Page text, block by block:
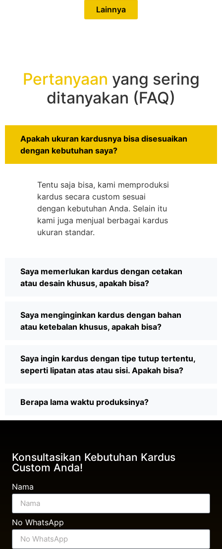
Lainnya
Pertanyaan yang sering
ditanyakan (FAQ)
Apakah ukuran kardusnya bisa disesuaikan
dengan kebutuhan saya?
Tentu saja bisa, kami memproduksi
kardus secara custom sesuai
dengan kebutuhan Anda. Selain itu
kami juga menjual berbagai kardus
ukuran standar.
Saya memerlukan kardus dengan cetakan
atau desain khusus, apakah bisa?
Saya menginginkan kardus dengan bahan
atau ketebalan khusus, apakah bisa?
Saya ingin kardus dengan tipe tutup tertentu,
seperti lipatan atas atau sisi. Apakah bisa?
Berapa lama waktu produksinya?
Konsultasikan Kebutuhan Kardus
Custom Anda!
Nama
No WhatsApp